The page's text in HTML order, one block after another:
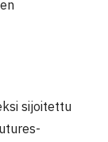
sijoitettu